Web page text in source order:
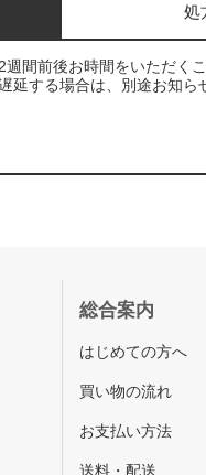
処
間前後お時間をいただく
延する場合は、別途お知
総合案内
はじめての方へ
買い物の流れ
お支払い方法
送料・配送